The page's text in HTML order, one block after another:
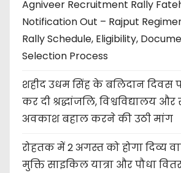
Agniveer Recruitment Rally
Notification Out – Rajput
Rally Schedule, Eligibility,
Selection Process
शहीद उधम सिंह के बलिदान दिवस
कर दी श्रद्धांजलि, विश्वविद्यालय और
अवकाश बहाल करने की उठी मांग
रोहतक में 2 अगस्त को होगा दिव्य
मुक्ति साइकिल यात्रा और पौधा